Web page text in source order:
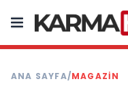
ANA SAYFA/MAGAZIN